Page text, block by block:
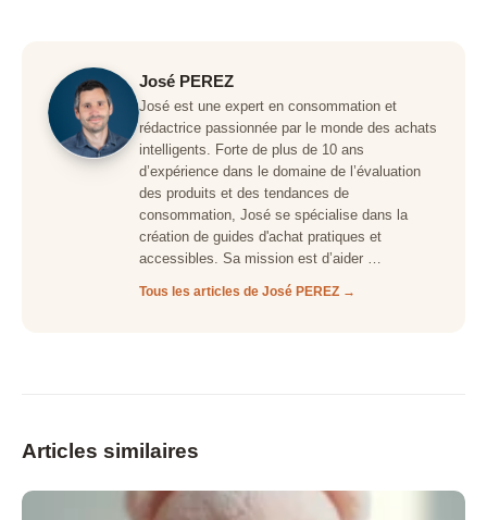
José PEREZ
José est une expert en consommation et
rédactrice passionnée par le monde des achats
intelligents. Forte de plus de 10 ans
d’expérience dans le domaine de l’évaluation
des produits et des tendances de
consommation, José se spécialise dans la
création de guides d'achat pratiques et
accessibles. Sa mission est d’aider …
Tous les articles de José PEREZ →
Articles similaires